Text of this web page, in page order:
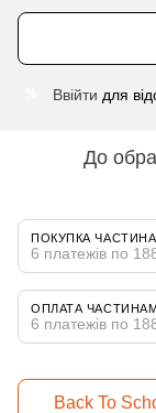
Ввійти для
До
ПОКУПКА
6 платежів по
ОПЛАТА
6 платежів по
Back To